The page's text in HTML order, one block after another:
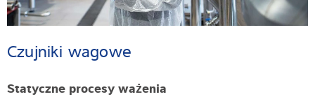
Czujniki wagowe
Statyczne procesy ważenia